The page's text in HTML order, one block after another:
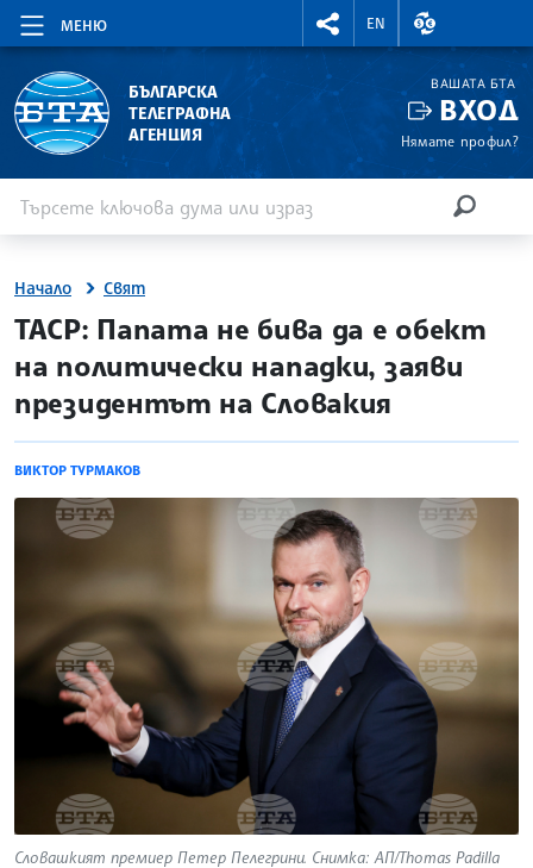
МЕНЮ
RIGHTMENU.SOCIAL
EN
ВАЛУТНИ
БЪЛГАРСКА
ТЕЛЕГРАФНА
АГЕНЦИЯ
ВАШАТА БТА
ВХОД
Нямате профил?
Начало Свят
site.bta
ТАСР: Папата не бива да е обект
на политически нападки, заяви
президентът на Словакия
ВИКТОР ТУРМАКОВ
Словашкият премиер Петер Пелегрини. Снимка: АП/Thomas Padilla